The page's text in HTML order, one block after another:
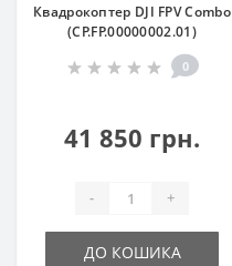
Квадрокоптер DJI FPV Combo
(CP.FP.00000002.01)
0
41 850 грн.
- +
ДО КОШИКА